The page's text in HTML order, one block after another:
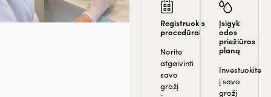
Registruokis
procedūrai
Norite
atgaivinti
savo
grožį
Įsigyk
odos
priežiūros
planą
Investuokite
į savo
grožį